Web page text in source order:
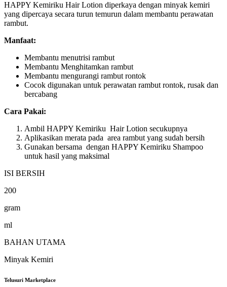
HAPPY Kemiriku Hair Lotion diperkaya dengan minyak kemiri
yang dipercaya secara turun temurun dalam membantu perawatan
rambut.
Manfaat:
Membantu menutrisi rambut
Membantu Menghitamkan rambut
Membantu mengurangi rambut rontok
Cocok digunakan untuk perawatan rambut rontok, rusak dan
bercabang
Cara Pakai:
Ambil HAPPY Kemiriku Hair Lotion secukupnya
Aplikasikan merata pada area rambut yang sudah bersih
Gunakan bersama dengan HAPPY Kemiriku Shampoo
untuk hasil yang maksimal
ISI BERSIH
200
gram
ml
BAHAN UTAMA
Minyak Kemiri
Telusuri Marketplace